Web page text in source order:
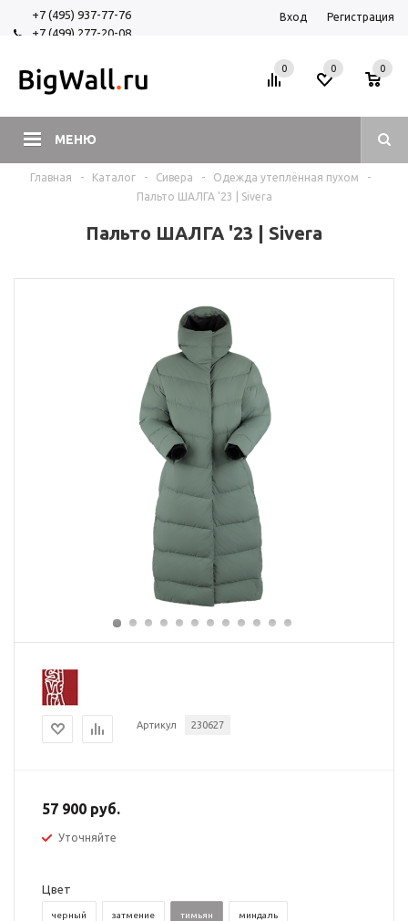
+7 (495) 937-77-76
+7 (499) 277-20-08
Вход Регистрация
МЕНЮ
0 0
0
Главная - Каталог - Сивера - Одежда утеплённая пухом
-
Пальто ШАЛГА '23 | Sivera
Пальто ШАЛГА '23 | Sivera
Артикул 230627
57 900 руб.
Уточняйте
Цвет
черный затмение тимьян миндаль